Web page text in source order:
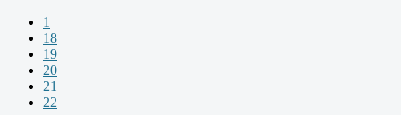
1
18
19
20
21
22